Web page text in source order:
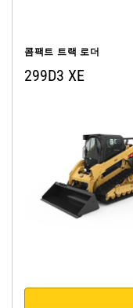
콤팩트 트랙 로더
299D3 XE